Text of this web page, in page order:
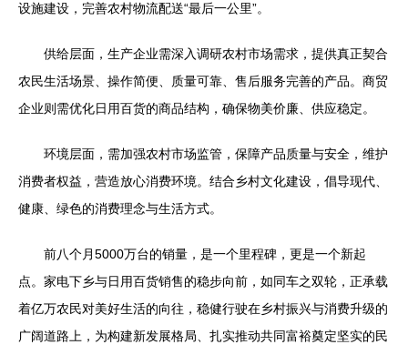
设施建设，完善农村物流配送“最后一公里”。
供给层面，生产企业需深入调研农村市场需求，提供真正契合
农民生活场景、操作简便、质量可靠、售后服务完善的产品。商贸
企业则需优化日用百货的商品结构，确保物美价廉、供应稳定。
环境层面，需加强农村市场监管，保障产品质量与安全，维护
消费者权益，营造放心消费环境。结合乡村文化建设，倡导现代、
健康、绿色的消费理念与生活方式。
前八个月5000万台的销量，是一个里程碑，更是一个新起
点。家电下乡与日用百货销售的稳步向前，如同车之双轮，正承载
着亿万农民对美好生活的向往，稳健行驶在乡村振兴与消费升级的
广阔道路上，为构建新发展格局、扎实推动共同富裕奠定坚实的民